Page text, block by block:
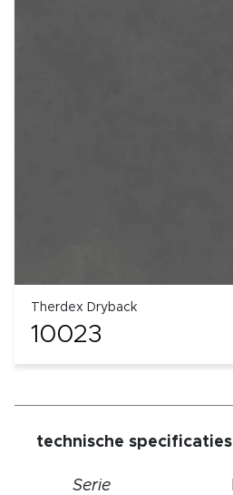
Therdex Dryback
10023
technische specificaties
Serie